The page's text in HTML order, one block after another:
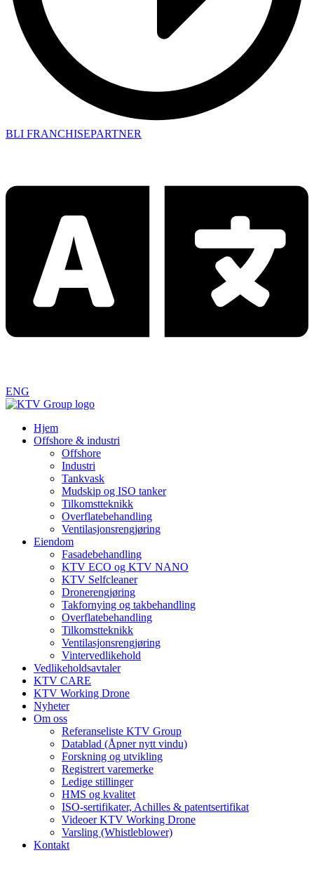
BLI FRANCHISEPARTNER
ENG
Hjem
Offshore & industri
Offshore
Industri
Tankvask
Mudskip og ISO tanker
Tilkomstteknikk
Overflatebehandling
Ventilasjonsrengjøring
Eiendom
Fasadebehandling
KTV ECO og KTV NANO
KTV Selfcleaner
Dronerengjøring
Takfornying og takbehandling
Overflatebehandling
Tilkomstteknikk
Ventilasjonsrengjøring
Vintervedlikehold
Vedlikeholdsavtaler
KTV CARE
KTV Working Drone
Nyheter
Om oss
Referanseliste KTV Group
Datablad (Åpner nytt vindu)
Forskning og utvikling
Registrert varemerke
Ledige stillinger
HMS og kvalitet
ISO-sertifikater, Achilles & patentsertifikat
Videoer KTV Working Drone
Varsling (Whistleblower)
Kontakt